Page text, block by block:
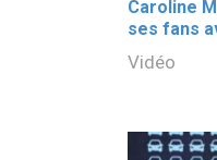
Caroline
ses fans
Vidéo